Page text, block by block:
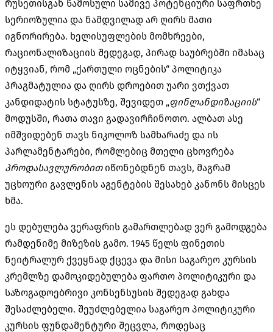
რუსეთისგან წამოსული სამივე პოტენციური საფრთხე
სერიოზულია და ნამდვილად არ ღირს მათი
იგნორირება. ხელისუფლების მომხრეები,
რაციონალიზაციის შედეგად, პირად საუბრებში იმასაც
იტყვიან, რომ „ქართული ოცნების“ პოლიტიკა
პრაგმატულია და ღირს დროებით უარი ვთქვათ
კანდიდატის სტატუსზე, შევიდეთ „ფინლანდიზაციის“
მოდუსში, რათა თავი გადავირჩინოთო. ალბათ ასე
იმშვიდებენ თავს ნიკოლოზ სამხარაძე და ის
პარლამენტარები, რომლებიც მთელი ცხოვრება
პროდასავლურობითიწონებდნენ თავს, მაგრამ
უცხოური გავლენის აგენტების შესახებ კანონს მისცეს
ხმა.
ეს დებულება ვერაფრის გამართლებად ვერ გამოდგება
რამდენიმე მიზეზის გამო. 1945 წელს ფინეთის
ნეიტრალურ ქვეყნად ქცევა და მისი საგარეო კურსის
კრემლზე დამოკიდებულება ფართო პოლიტიკური და
საზოგადოებრივი კონსენსუსის შედეგად გახდა
შესაძლებელი. შეუძლებელია საგარეო პოლიტიკური
კურსის ფუნდამენტური შეცვლა, როდესაც